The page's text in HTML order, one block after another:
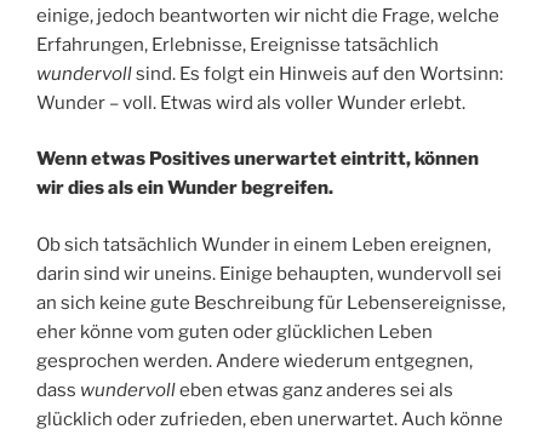
einige, jedoch beantworten wir nicht die Frage, welche
Erfahrungen, Erlebnisse, Ereignisse tatsächlich
wundervollsind. Es folgt ein Hinweis auf den Wortsinn:
Wunder – voll. Etwas wird als voller Wunder erlebt.
Wenn etwas Positives unerwartet eintritt, können
wir dies als ein Wunder begreifen.
Ob sich tatsächlich Wunder in einem Leben ereignen,
darin sind wir uneins. Einige behaupten, wundervoll sei
an sich keine gute Beschreibung für Lebensereignisse,
eher könne vom guten oder glücklichen Leben
gesprochen werden. Andere wiederum entgegnen,
dass wundervolleben etwas ganz anderes sei als
glücklich oder zufrieden, eben unerwartet. Auch könne